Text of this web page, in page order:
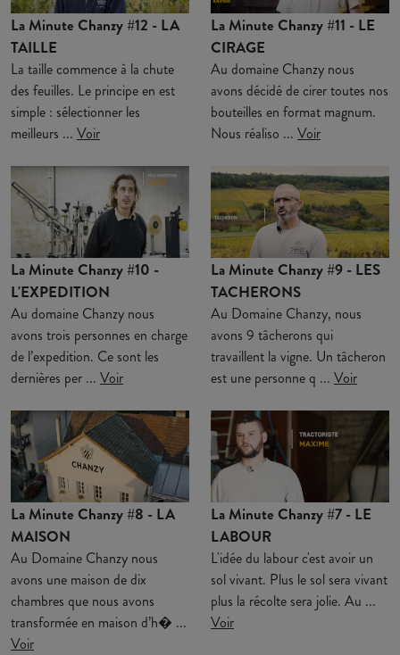
La Minute Chanzy #12 - LA
TAILLE
La taille commence à la chute
des feuilles. Le principe en est
simple : sélectionner les
meilleurs ... Voir
La Minute Chanzy #11 - LE
CIRAGE
Au domaine Chanzy nous
avons décidé de cirer toutes nos
bouteilles en format magnum.
Nous réaliso ... Voir
La Minute Chanzy #10 -
L'EXPEDITION
Au domaine Chanzy nous
avons trois personnes en charge
de l’expedition. Ce sont les
dernières per ... Voir
La Minute Chanzy #9 - LES
TACHERONS
Au Domaine Chanzy, nous
avons 9 tâcherons qui
travaillent la vigne. Un tâcheron
est une personne q ... Voir
La Minute Chanzy #8 - LA
MAISON
Au Domaine Chanzy nous
avons une maison de dix
chambres que nous avons
transformée en maison d’h� ...
Voir
La Minute Chanzy #7 - LE
LABOUR
L'idée du labour c'est avoir un
sol vivant. Plus le sol sera vivant
plus la récolte sera jolie. Au ...
Voir